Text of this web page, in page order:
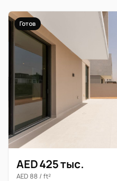
Готов
AED 425 тыс.
AED 88 / ft²